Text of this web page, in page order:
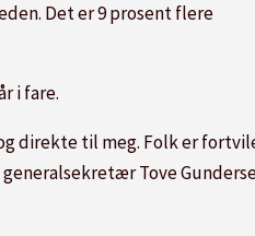
Det er 9 prosent flere
i fare.
direkte til meg. Folk er
Tove